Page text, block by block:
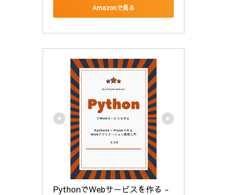
Amazonで見る
PythonでWebサービスを作る -